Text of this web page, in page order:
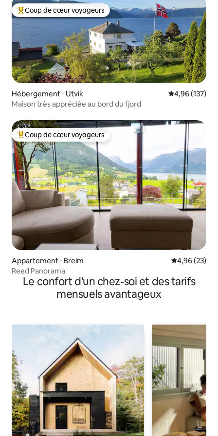
Coups de cœur voyageurs les plus appréciés
Coup de cœur voyageurs
Hébergement ⋅ Utvik Évaluation
4,96 (137)
Maison très appréciée au bord du fjord
Coups de cœur voyageurs les plus appréciés
Coup de cœur voyageurs
Appartement ⋅ Breim Évaluation
4,96 (23)
Reed Panorama
Le confort d'un chez-soi et des tarifs
mensuels avantageux